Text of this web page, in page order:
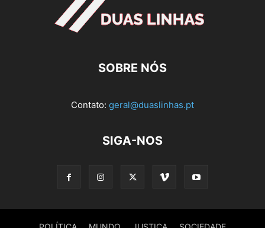
SOBRE NÓS
Contato: geral@duaslinhas.pt
SIGA-NOS